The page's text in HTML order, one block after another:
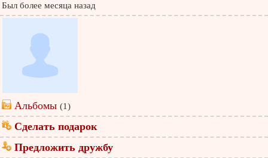
Был более месяца назад
Альбомы (1)
Сделать подарок
Предложить дружбу